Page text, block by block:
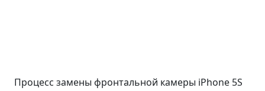
Процесс замены фронтальной камеры iPhone 5S